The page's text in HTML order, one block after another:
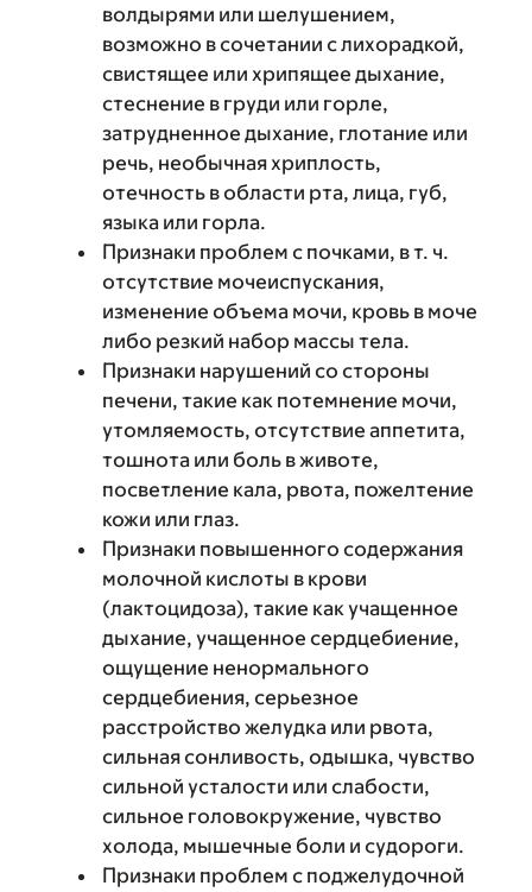
волдырями или шелушением,
возможно в сочетании с лихорадкой,
свистящее или хрипящее дыхание,
стеснение в груди или горле,
затрудненное дыхание, глотание или
речь, необычная хриплость,
отечность в области рта, лица, губ,
языка или горла.
Признаки проблем с почками, в т. ч.
отсутствие мочеиспускания,
изменение объема мочи, кровь в моче
либо резкий набор массы тела.
Признаки нарушений со стороны
печени, такие как потемнение мочи,
утомляемость, отсутствие аппетита,
тошнота или боль в животе,
посветление кала, рвота, пожелтение
кожи или глаз.
Признаки повышенного содержания
молочной кислоты в крови
(лактоцидоза), такие как учащенное
дыхание, учащенное сердцебиение,
ощущение ненормального
сердцебиения, серьезное
расстройство желудка или рвота,
сильная сонливость, одышка, чувство
сильной усталости или слабости,
сильное головокружение, чувство
холода, мышечные боли и судороги.
Признаки проблем с поджелудочной